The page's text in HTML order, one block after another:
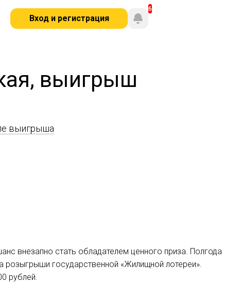
Вход и регистрация
выигрыш
выигрыша
внезапно стать обладателем ценного приза. Полгода
розыгрыши государственной «Жилищной лотереи».
рублей.